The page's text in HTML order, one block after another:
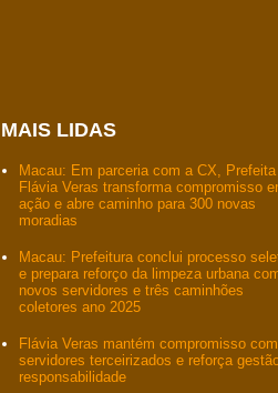
MAIS LIDAS
Macau: Em parceria com a CX, Prefeita
Flávia Veras transforma compromisso
ação e abre caminho para 300 novas
moradias
Macau: Prefeitura conclui processo
e prepara reforço da limpeza urbana
novos servidores e três caminhões
coletores ano 2025
Flávia Veras mantém compromisso
servidores terceirizados e reforça
responsabilidade